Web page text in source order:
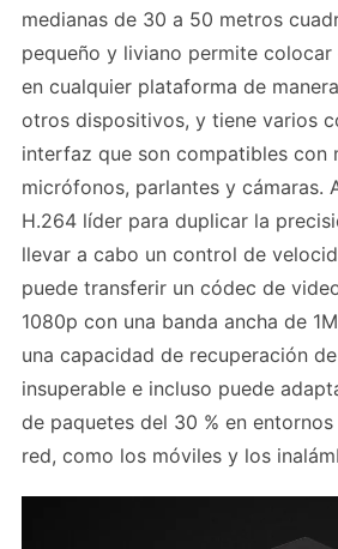
medianas de 30 a 50 metros
pequeño y liviano permite colocar
en cualquier plataforma de
otros dispositivos, y tiene varios
interfaz que son compatibles con
micrófonos, parlantes y cámaras.
H.264 líder para duplicar la
llevar a cabo un control de
puede transferir un códec de
1080p con una banda ancha de
una capacidad de recuperación
insuperable e incluso puede
de paquetes del 30 % en
red, como los móviles y los